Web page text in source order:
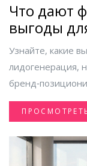
Что дают
выгоды
Узнайте, какие
лидогенерация,
формат.